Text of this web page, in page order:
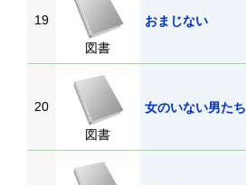
19
図書
おまじない
20
図書
女のいない男たち